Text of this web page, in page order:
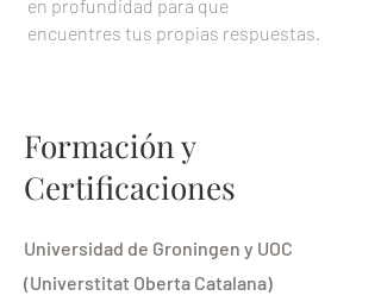
en profundidad para que
encuentres tus propias respuestas.
Formación y
Certificaciones
Universidad de Groningen y UOC
(Universtitat Oberta Catalana)